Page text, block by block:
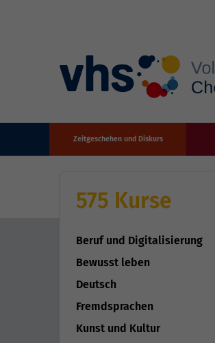
Zum Hauptinhalt springen
Zeitgeschehen und Diskurs
575 Kurse
Beruf und Digitalisierung
Bewusst leben
Deutsch
Fremdsprachen
Kunst und Kultur